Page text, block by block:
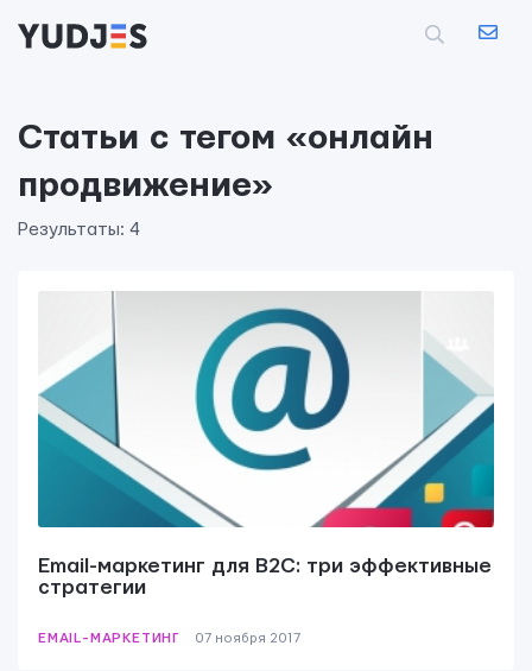
Статьи с тегом «онлайн
продвижение»
Результаты: 4
Email-маркетинг для B2C: три эффективные
стратегии
EMAIL-МАРКЕТИНГ 07 ноября 2017